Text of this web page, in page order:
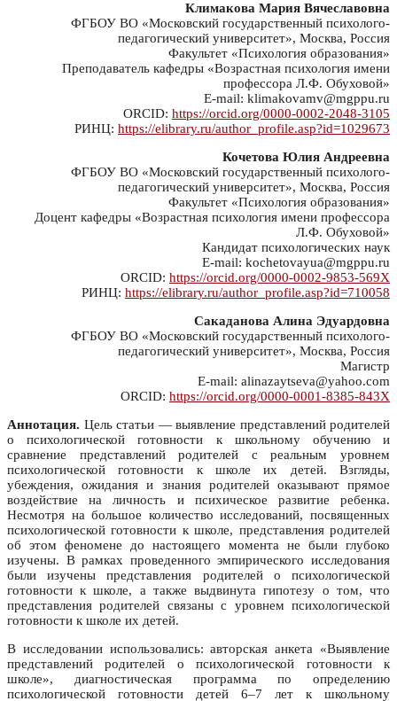
Климакова Мария Вячеславовна
ФГБОУ ВО «Московский государственный психолого-
педагогический университет», Москва, Россия
Факультет «Психология образования»
Преподаватель кафедры «Возрастная психология имени
профессора Л.Ф. Обуховой»
E-mail: klimakovamv@mgppu.ru
ORCID: https://orcid.org/0000-0002-2048-3105
РИНЦ: https://elibrary.ru/author_profile.asp?id=1029673
Кочетова Юлия Андреевна
ФГБОУ ВО «Московский государственный психолого-
педагогический университет», Москва, Россия
Факультет «Психология образования»
Доцент кафедры «Возрастная психология имени профессора
Л.Ф. Обуховой»
Кандидат психологических наук
E-mail: kochetovayua@mgppu.ru
ORCID: https://orcid.org/0000-0002-9853-569X
РИНЦ: https://elibrary.ru/author_profile.asp?id=710058
Сакаданова Алина Эдуардовна
ФГБОУ ВО «Московский государственный психолого-
педагогический университет», Москва, Россия
Магистр
E-mail: alinazaytseva@yahoo.com
ORCID: https://orcid.org/0000-0001-8385-843X
Аннотация. Цель статьи — выявление представлений родителей
о психологической готовности к школьному обучению и
сравнение представлений родителей с реальным уровнем
психологической готовности к школе их детей. Взгляды,
убеждения, ожидания и знания родителей оказывают прямое
воздействие на личность и психическое развитие ребенка.
Несмотря на большое количество исследований, посвященных
психологической готовности к школе, представления родителей
об этом феномене до настоящего момента не были глубоко
изучены. В рамках проведенного эмпирического исследования
были изучены представления родителей о психологической
готовности к школе, а также выдвинута гипотезу о том, что
представления родителей связаны с уровнем психологической
готовности к школе их детей.
В исследовании использовались: авторская анкета «Выявление
представлений родителей о психологической готовности к
школе», диагностическая программа по определению
психологической готовности детей 6–7 лет к школьному